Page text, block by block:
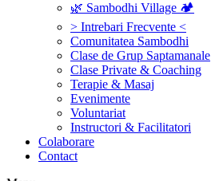
🌿 Sambodhi Village 🏕️
> Intrebari Frecvente <
Comunitatea Sambodhi
Clase de Grup Saptamanale
Clase Private & Coaching
Terapie & Masaj
‎Evenimente
Voluntariat
‏‏‎Instructori & Facilitatori
Colaborare
Contact